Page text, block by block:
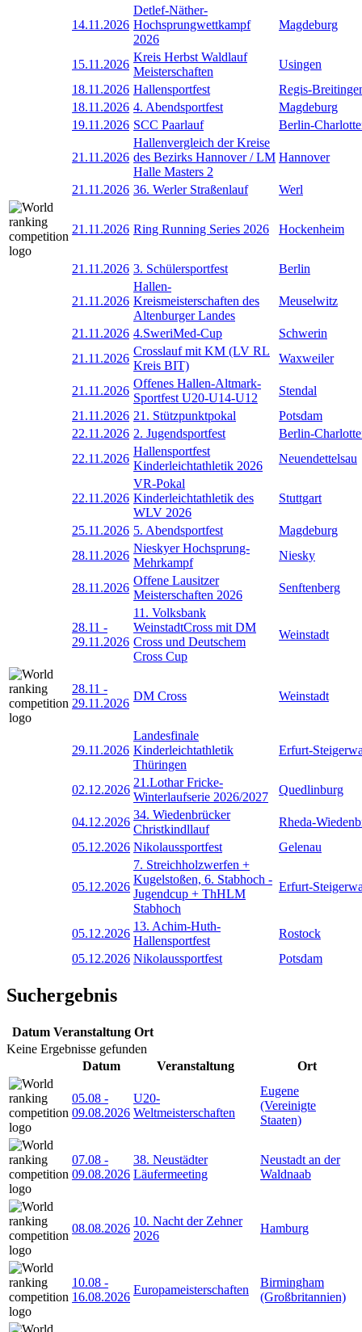
14.11.2026
Detlef-Näther-
Hochsprungwettkampf
2026
Magdeburg
15.11.2026
Kreis Herbst Waldlauf
Meisterschaften
Usingen
18.11.2026 Hallensportfest
Regis-
18.11.2026 4. Abendsportfest
Magdeburg
19.11.2026 SCC Paarlauf Berlin-
21.11.2026
Hallenvergleich der Kreise
des Bezirks Hannover / LM
Halle Masters 2
Hannover
21.11.2026 36. Werler Straßenlauf Werl
21.11.2026 Ring Running Series 2026 Hockenheim
21.11.2026 3. Schülersportfest Berlin
21.11.2026
Hallen-
Kreismeisterschaften des
Altenburger Landes
Meuselwitz
21.11.2026 4.SweriMed-Cup
Schwerin
21.11.2026
Crosslauf mit KM (LV RL
Kreis BIT)
Waxweiler
21.11.2026
Offenes Hallen-Altmark-
Sportfest U20-U14-U12
Stendal
21.11.2026 21. Stützpunktpokal
Potsdam
22.11.2026 2. Jugendsportfest
Berlin-
22.11.2026
Hallensportfest
Kinderleichtathletik 2026
Neuendettelsau
22.11.2026
VR-Pokal
Kinderleichtathletik des
WLV 2026
Stuttgart
25.11.2026 5. Abendsportfest
Magdeburg
28.11.2026
Nieskyer Hochsprung-
Mehrkampf
Niesky
28.11.2026
Offene Lausitzer
Meisterschaften 2026
Senftenberg
28.11 -
29.11.2026
11. Volksbank
WeinstadtCross mit DM
Cross und Deutschem
Cross Cup
Weinstadt
28.11 -
29.11.2026
DM Cross Weinstadt
29.11.2026
Landesfinale
Kinderleichtathletik
Thüringen
Erfurt-
02.12.2026
21.Lothar Fricke-
Winterlaufserie 2026/2027
Quedlinburg
04.12.2026
34. Wiedenbrücker
Christkindllauf
Rheda-
05.12.2026 Nikolaussportfest Gelenau
05.12.2026
7. Streichholzwerfen +
Kugelstoßen, 6. Stabhoch -
Jugendcup + ThHLM
Stabhoch
Erfurt-
05.12.2026
13. Achim-Huth-
Hallensportfest
Rostock
05.12.2026 Nikolaussportfest Potsdam
Suchergebnis
Datum Veranstaltung Ort
Keine Ergebnisse gefunden
Datum
Veranstaltung Ort
05.08 -
09.08.2026
U20-
Weltmeisterschaften
Eugene
(Vereinigte
Staaten)
07.08 -
09.08.2026
38. Neustädter
Läufermeeting
Neustadt an der
Waldnaab
08.08.2026
10. Nacht der Zehner
2026
Hamburg
10.08 -
16.08.2026
Europameisterschaften
Birmingham
(Großbritannien)